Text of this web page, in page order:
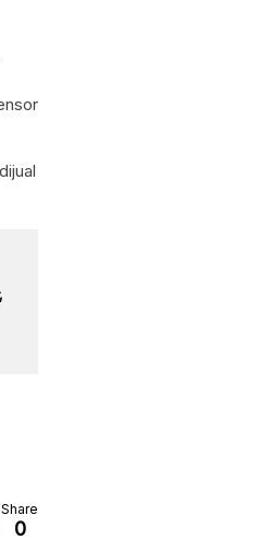
Share
0